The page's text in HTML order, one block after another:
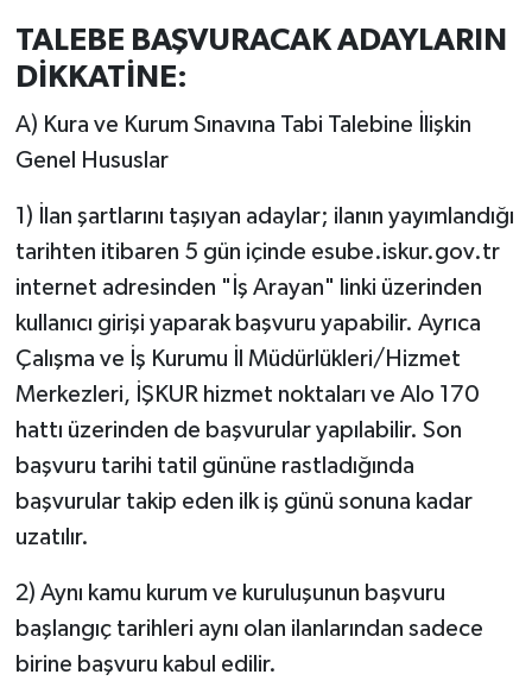
TALEBE BAŞVURACAK ADAYLARIN
DİKKATİNE:
A) Kura ve Kurum Sınavına Tabi Talebine İlişkin
Genel Hususlar
1) İlan şartlarını taşıyan adaylar; ilanın yayımlandığı
tarihten itibaren 5 gün içinde esube.iskur.gov.tr
internet adresinden "İş Arayan" linki üzerinden
kullanıcı girişi yaparak başvuru yapabilir. Ayrıca
Çalışma ve İş Kurumu İl Müdürlükleri/Hizmet
Merkezleri, İŞKUR hizmet noktaları ve Alo 170
hattı üzerinden de başvurular yapılabilir. Son
başvuru tarihi tatil gününe rastladığında
başvurular takip eden ilk iş günü sonuna kadar
uzatılır.
2) Aynı kamu kurum ve kuruluşunun başvuru
başlangıç tarihleri aynı olan ilanlarından sadece
birine başvuru kabul edilir.